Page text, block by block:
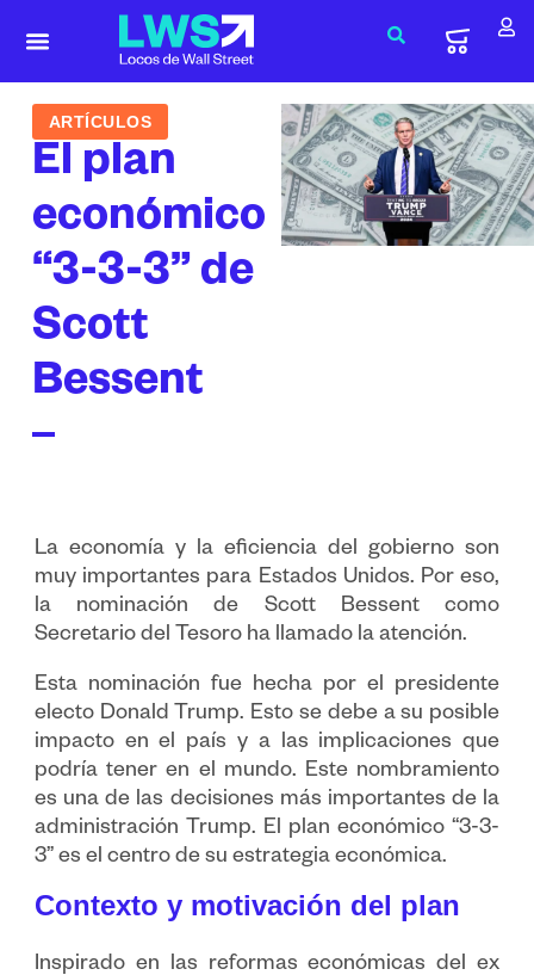
ARTÍCULOS
El plan
económico
“3-3-3” de
Scott
Bessent
La economía y la eficiencia del gobierno son
muy importantes para Estados Unidos. Por eso,
la nominación de Scott Bessent como
Secretario del Tesoro ha llamado la atención.
Esta nominación fue hecha por el presidente
electo Donald Trump. Esto se debe a su posible
impacto en el país y a las implicaciones que
podría tener en el mundo. Este nombramiento
es una de las decisiones más importantes de la
administración Trump. El plan económico “3-3-
3” es el centro de su estrategia económica.
Contexto y motivación del plan
Inspirado en las reformas económicas del ex